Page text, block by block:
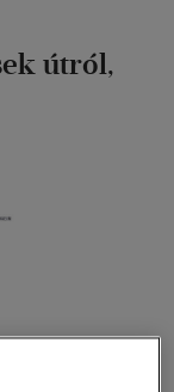
útról,